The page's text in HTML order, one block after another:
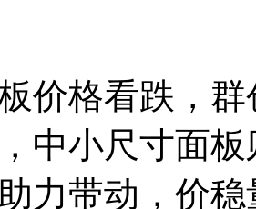
价格看跌，
中小尺寸面
力带动，价